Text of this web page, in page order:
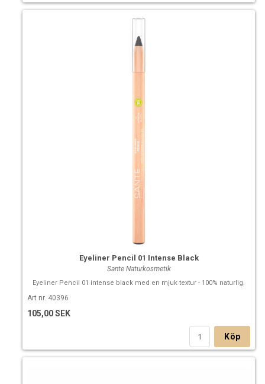
Eyeliner Pencil 01 Intense Black
Sante Naturkosmetik
Eyeliner Pencil 01 intense black med en mjuk textur - 100% naturlig.
Art nr. 40396
105,00 SEK
Köp